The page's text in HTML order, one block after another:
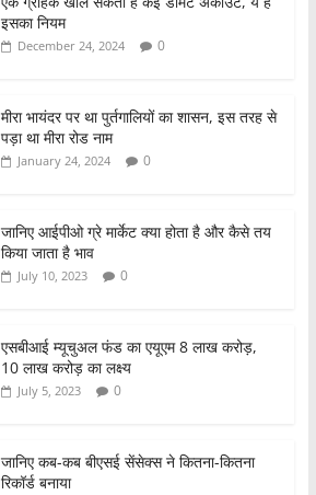
s
A
p
e
इसका नियम
December 24, 2024 0
मीरा भायंदर पर था पुर्तगालियों का शासन, इस तरह से
पड़ा था मीरा रोड नाम
January 24, 2024 0
जानिए आईपीओ ग्रे मार्केट क्या होता है और कैसे तय
किया जाता है भाव
July 10, 2023 0
एसबीआई म्यूचुअल फंड का एयूएम 8 लाख करोड़,
10 लाख करोड़ का लक्ष्य
July 5, 2023 0
जानिए कब-कब बीएसई सेंसेक्स ने कितना-कितना
रिकॉर्ड बनाया